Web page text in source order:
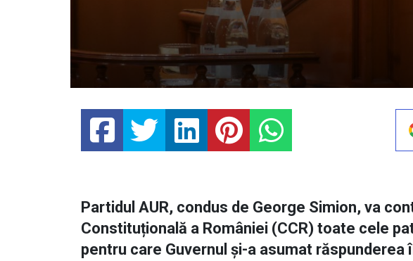
Partidul AUR, condus de George Simion, va
Constituțională a României (CCR) toate cele
pentru care Guvernul și-a asumat